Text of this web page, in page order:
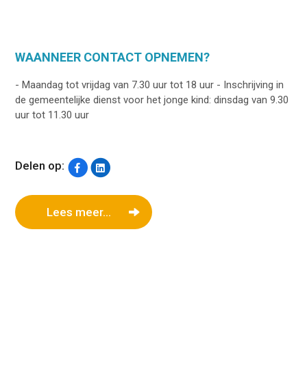
WAANNEER CONTACT OPNEMEN?
- Maandag tot vrijdag van 7.30 uur tot 18 uur - Inschrijving in
de gemeentelijke dienst voor het jonge kind: dinsdag van 9.30
uur tot 11.30 uur
Delen op:
Lees meer...